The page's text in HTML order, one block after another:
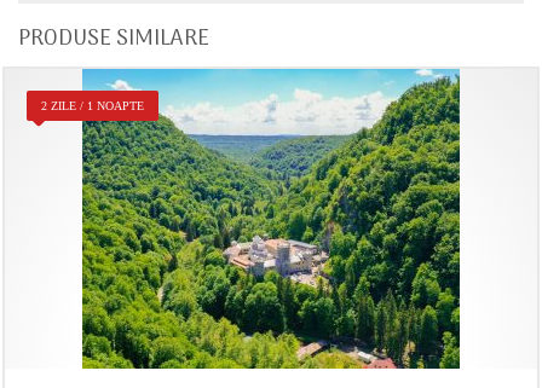
PRODUSE SIMILARE
2 ZILE / 1 NOAPTE